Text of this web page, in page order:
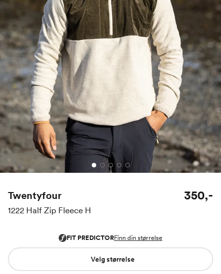
Twentyfour
1222 Half Zip Fleece H
350,-
Velg størrelse